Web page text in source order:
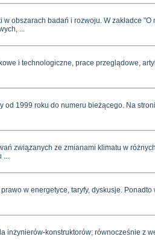
obszarach badań i rozwoju. W zakładce "O
...
i technologiczne, prace przeglądowe,
1999 roku do numeru bieżącego. Na
związanych ze zmianami klimatu w
...
w energetyce, taryfy, dyskusje.
inżynierów-konstruktorów; równocześnie z